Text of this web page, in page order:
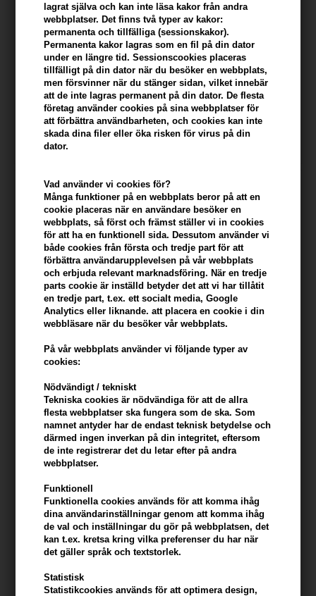
lagrat själva och kan inte läsa kakor från andra
webbplatser. Det finns två typer av kakor:
permanenta och tillfälliga (sessionskakor).
Permanenta kakor lagras som en fil på din dator
under en längre tid. Sessionscookies placeras
tillfälligt på din dator när du besöker en webbplats,
men försvinner när du stänger sidan, vilket innebär
att de inte lagras permanent på din dator. De flesta
företag använder cookies på sina webbplatser för
att förbättra användbarheten, och cookies kan inte
skada dina filer eller öka risken för virus på din
dator.
Vad använder vi cookies för?
Många funktioner på en webbplats beror på att en
cookie placeras när en användare besöker en
webbplats, så först och främst ställer vi in ​​cookies
för att ha en funktionell sida. Dessutom använder vi
både cookies från första och tredje part för att
förbättra användarupplevelsen på vår webbplats
och erbjuda relevant marknadsföring. När en tredje
parts cookie är inställd betyder det att vi har tillåtit
en tredje part, t.ex. ett socialt media, Google
Analytics eller liknande. att placera en cookie i din
webbläsare när du besöker vår webbplats.
På vår webbplats använder vi följande typer av
cookies:
Nödvändigt / tekniskt
Tekniska cookies är nödvändiga för att de allra
flesta webbplatser ska fungera som de ska. Som
namnet antyder har de endast teknisk betydelse och
därmed ingen inverkan på din integritet, eftersom
de inte registrerar det du letar efter på andra
webbplatser.
Funktionell
Funktionella cookies används för att komma ihåg
dina användarinställningar genom att komma ihåg
de val och inställningar du gör på webbplatsen, det
kan t.ex. kretsa kring vilka preferenser du har när
det gäller språk och textstorlek.
Statistisk
Statistikcookies används för att optimera design,
Kerastase Gloss Absolu
Masque Crème Hydra-Glaze
200ml
605,00 SEK
Kerastase Gloss Absolu Anti-
Frizz Glaze Milk 190ml
417,00 SEK
Hydra-Glaze Shampoo 250ml
344,00 SEK
Hydra-Glaze Shampoo 500ml
247Price
Kerastase Gloss Absolu Bain
Kerastase Gloss Absolu